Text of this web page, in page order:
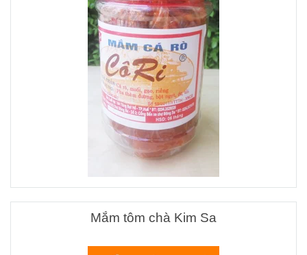
Mắm tôm chà Kim Sa